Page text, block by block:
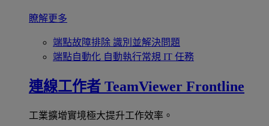
瞭解更多
端點故障排除 識別並解決問題
端點自動化 自動執行常規 IT 任務
連線工作者 TeamViewer Frontline
工業擴增實境極大提升工作效率。